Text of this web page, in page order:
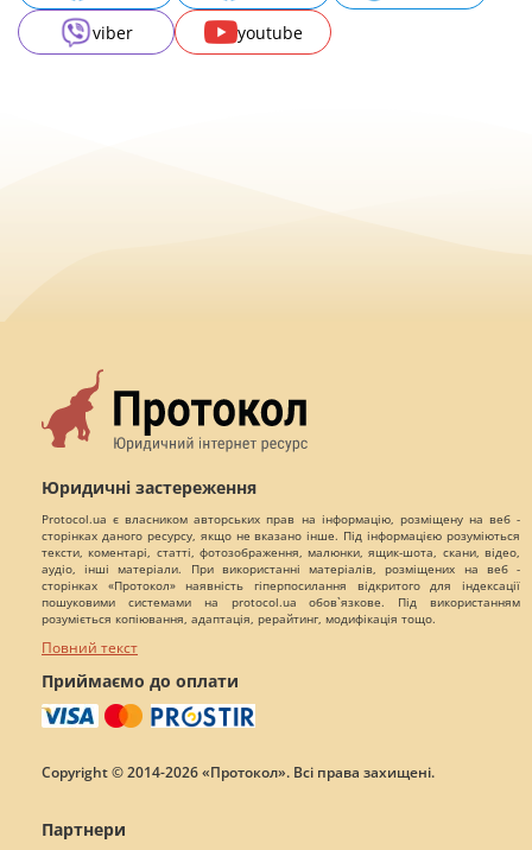
viber
youtube
Юридичні застереження
Protocol.ua є власником авторських прав на інформацію, розміщену на веб -
сторінках даного ресурсу, якщо не вказано інше. Під інформацією розуміються
тексти, коментарі, статті, фотозображення, малюнки, ящик-шота, скани, відео,
аудіо, інші матеріали. При використанні матеріалів, розміщених на веб -
сторінках «Протокол» наявність гіперпосилання відкритого для індексації
пошуковими системами на protocol.ua обов`язкове. Під використанням
розуміється копіювання, адаптація, рерайтинг, модифікація тощо.
Повний текст
Приймаємо до оплати
Copyright © 2014-2026 «Протокол». Всі права захищені.
Партнери